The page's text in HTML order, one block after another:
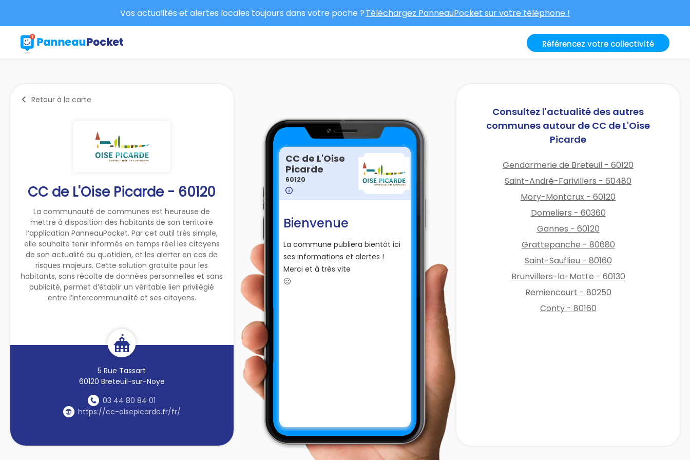
Vos actualités et alertes locales toujours dans votre poche ?Téléchargez PanneauPocket sur votre téléphone !
Référencez votre collectivité
Retour à la carte
CC de L'Oise Picarde - 60120
La communauté de communes est heureuse de
mettre à disposition des habitants de son territoire
l’application PanneauPocket. Par cet outil très simple,
elle souhaite tenir informés en temps réel les citoyens
de son actualité au quotidien, et les alerter en cas de
risques majeurs. Cette solution gratuite pour les
habitants, sans récolte de données personnelles et sans
publicité, permet d’établir un véritable lien privilégié
entre l’intercommunalité et ses citoyens.
5 Rue Tassart
60120 Breteuil-sur-Noye
03 44 80 84 01
https://cc-oisepicarde.fr/fr/
CC de L'Oise
Picarde
60120
Bienvenue
La commune publiera bientôt ici
ses informations et alertes !
Merci et à très vite
🙂
Consultez l'actualité des autres
communes autour de CC de L'Oise
Picarde
Gendarmerie de Breteuil - 60120
Saint-André-Farivillers - 60480
Mory-Montcrux - 60120
Domeliers - 60360
Gannes - 60120
Grattepanche - 80680
Saint-Sauflieu - 80160
Brunvillers-la-Motte - 60130
Remiencourt - 80250
Conty - 80160